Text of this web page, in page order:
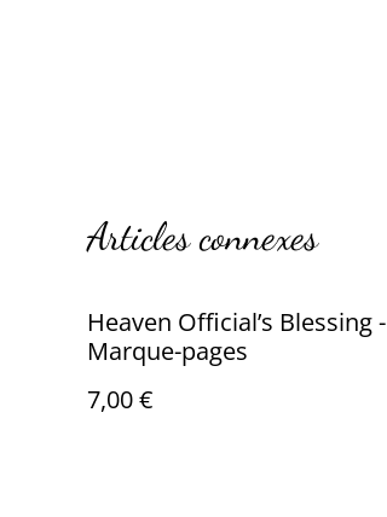
Articles connexes
Heaven Official’s Blessing -
Marque-pages
7,00 €